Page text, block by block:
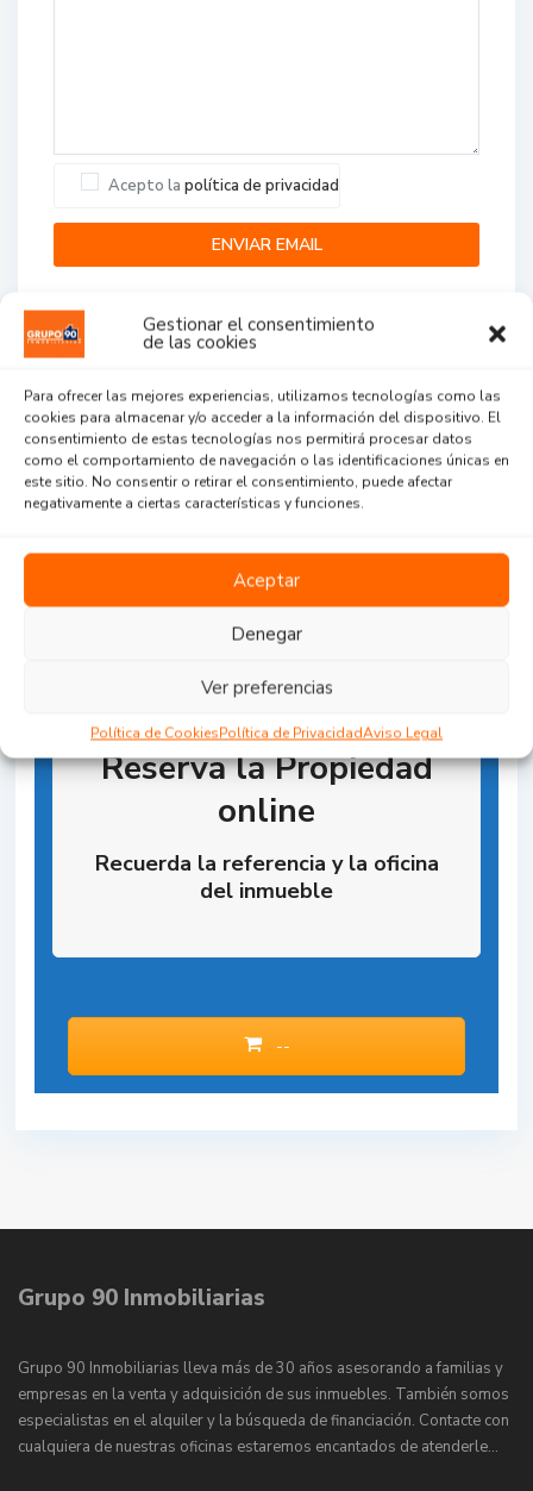
Gestionar el consentimiento
de las cookies
Para ofrecer las mejores experiencias, utilizamos tecnologías como las
cookies para almacenar y/o acceder a la información del dispositivo. El
consentimiento de estas tecnologías nos permitirá procesar datos
como el comportamiento de navegación o las identificaciones únicas en
este sitio. No consentir o retirar el consentimiento, puede afectar
negativamente a ciertas características y funciones.
Aceptar
Denegar
Ver preferencias
Política de CookiesPolítica de PrivacidadAviso Legal
Acepto la política de privacidad
Agent Reviews
...
Reserva la Propiedad
online
Recuerda la referencia y la oficina
del inmueble
--
Grupo 90 Inmobiliarias
Grupo 90 Inmobiliarias lleva más de 30 años asesorando a familias y
empresas en la venta y adquisición de sus inmuebles. También somos
especialistas en el alquiler y la búsqueda de financiación. Contacte con
cualquiera de nuestras oficinas estaremos encantados de atenderle…